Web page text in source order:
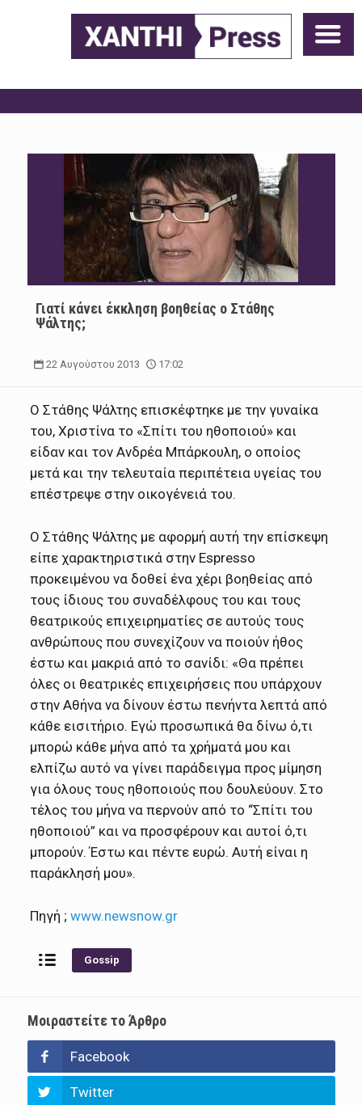
Γιατί κάνει έκκληση βοηθείας ο Στάθης
Ψάλτης;
22 Αυγούστου 2013 17:02
Ο Στάθης Ψάλτης επισκέφτηκε με την γυναίκα
του, Χριστίνα το «Σπίτι του ηθοποιού» και
είδαν και τον Ανδρέα Μπάρκουλη, ο οποίος
μετά και την τελευταία περιπέτεια υγείας του
επέστρεψε στην οικογένειά του.
Ο Στάθης Ψάλτης με αφορμή αυτή την επίσκεψη
είπε χαρακτηριστικά στην Espresso
προκειμένου να δοθεί ένα χέρι βοηθείας από
τους ίδιους του συναδέλφους του και τους
θεατρικούς επιχειρηματίες σε αυτούς τους
ανθρώπους που συνεχίζουν να ποιούν ήθος
έστω και μακριά από το σανίδι: «Θα πρέπει
όλες οι θεατρικές επιχειρήσεις που υπάρχουν
στην Αθήνα να δίνουν έστω πενήντα λεπτά από
κάθε εισιτήριο. Εγώ προσωπικά θα δίνω ό,τι
μπορώ κάθε μήνα από τα χρήματά μου και
ελπίζω αυτό να γίνει παράδειγμα προς μίμηση
για όλους τους ηθοποιούς που δουλεύουν. Στο
τέλος του μήνα να περνούν από το “Σπίτι του
ηθοποιού” και να προσφέρουν και αυτοί ό,τι
μπορούν. Έστω και πέντε ευρώ. Αυτή είναι η
παράκλησή μου».
Πηγή ;www.newsnow.gr
Gossip
Μοιραστείτε το Άρθρο
Facebook
Twitter